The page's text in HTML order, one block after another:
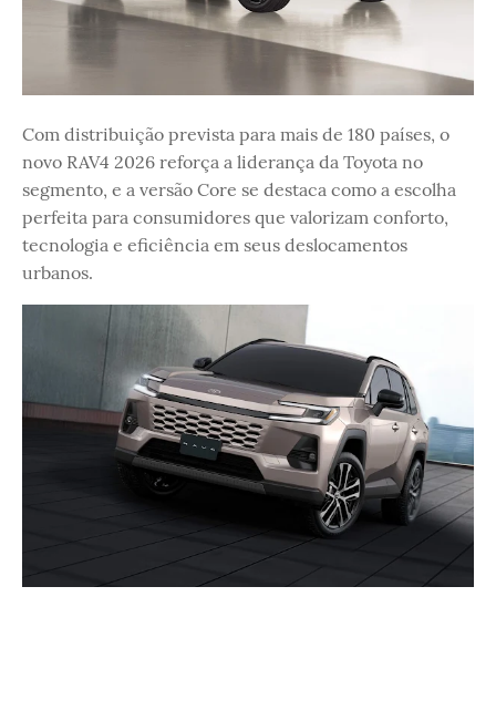
Com distribuição prevista para mais de 180 países, o
novo RAV4 2026 reforça a liderança da Toyota no
segmento, e a versão Core se destaca como a escolha
perfeita para consumidores que valorizam conforto,
tecnologia e eficiência em seus deslocamentos
urbanos.